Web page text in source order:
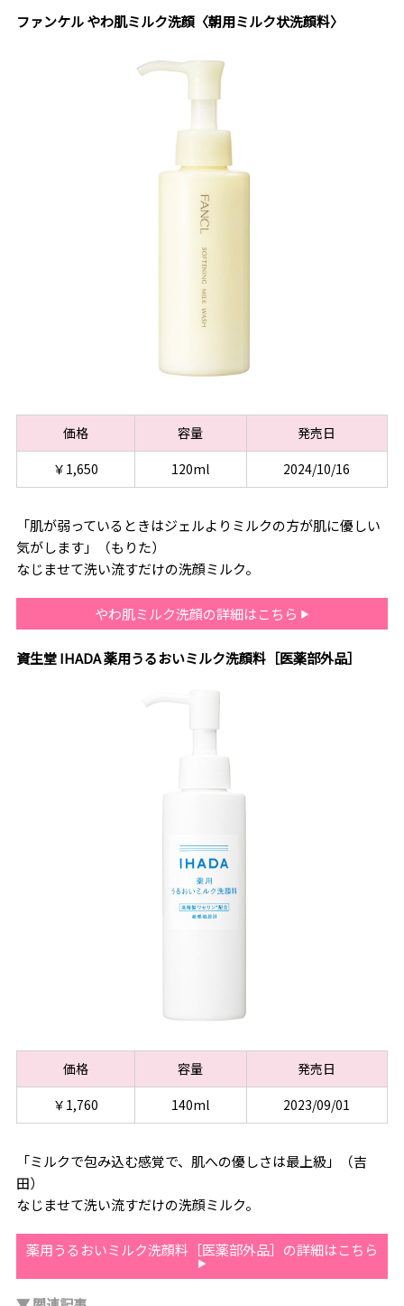
ファンケル やわ肌ミルク洗顔〈朝用ミルク状洗顔料〉
価格 容量
発売日
￥1,650
120ml 2024/10/16
「肌が弱っているときはジェルよりミルクの方が肌に優しい
気がします」（もりた）
なじませて洗い流すだけの洗顔ミルク。
やわ肌ミルク洗顔の詳細はこちら
資生堂 IHADA 薬用うるおいミルク洗顔料［医薬部外品］
価格 容量
発売日
￥1,760
140ml 2023/09/01
「ミルクで包み込む感覚で、肌への優しさは最上級」（吉
田）
なじませて洗い流すだけの洗顔ミルク。
薬用うるおいミルク洗顔料［医薬部外品］の詳細はこちら